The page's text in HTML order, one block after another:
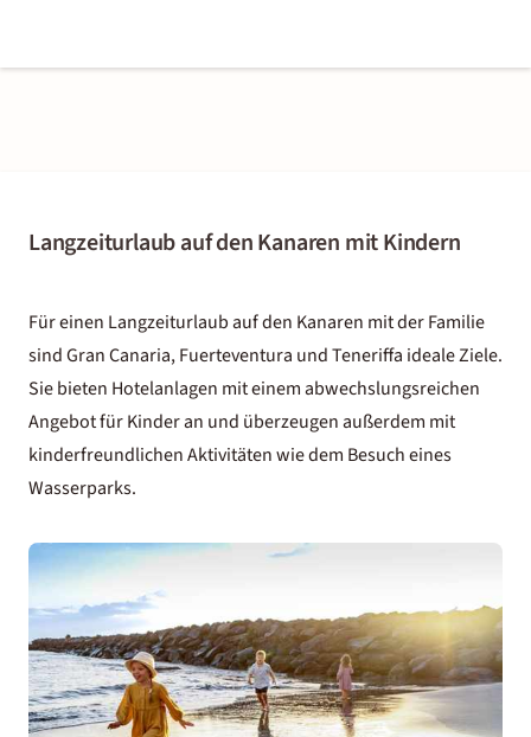
Langzeiturlaub auf den Kanaren mit Kindern
Für einen Langzeiturlaub auf den Kanaren mit der Familie
sind Gran Canaria, Fuerteventura und Teneriffa ideale Ziele.
Sie bieten Hotelanlagen mit einem abwechslungsreichen
Angebot für Kinder an und überzeugen außerdem mit
kinderfreundlichen Aktivitäten wie dem Besuch eines
Wasserparks.